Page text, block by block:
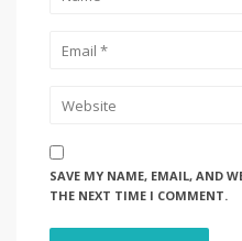
SAVE MY NAME, EMAIL, AND
THE NEXT TIME I COMMENT.